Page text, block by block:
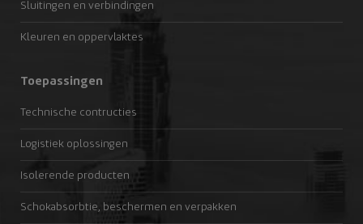
Sluitingen en verbindingen
Kleuren en oppervlaktes
Toepassingen
Technische contructies
Logistiek oplossingen
Isolerende producten
Schokabsorbtie, beschermen en verpakken